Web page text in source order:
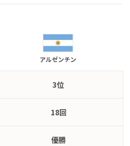
アルゼンチン
3位
18回
優勝